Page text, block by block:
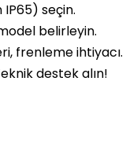
IP65) seçin.
belirleyin.
frenleme ihtiyacı.
destek alın!